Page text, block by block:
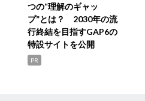
つの“理解のギャッ
プ”とは？ 2030年の流
行終結を目指すGAP6の
特設サイトを公開
PR